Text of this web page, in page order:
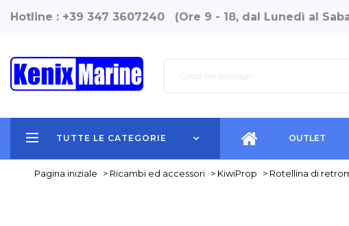
Hotline : +39 347 3607240 (Ore 9 - 18, dal Lunedì al
TUTTE LE CATEGORIE OUTLET
Pagina iniziale > Ricambi ed accessori > KiwiProp > Rotellina di